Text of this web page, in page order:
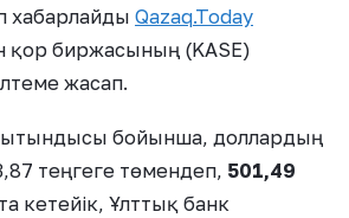
хабарлайды Qazaq.Today
қор биржасының (KASE)
жасап.
бойынша, доллардың
теңгеге төмендеп, 501,49
кетейік, Ұлттық банк